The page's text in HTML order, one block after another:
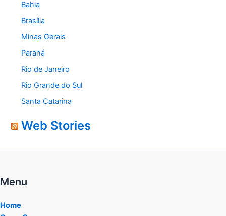
Bahia
Brasília
Minas Gerais
Paraná
Rio de Janeiro
Rio Grande do Sul
Santa Catarina
Web Stories
Menu
Home